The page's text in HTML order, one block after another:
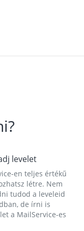
levelet
en teljes értékű
létre. Nem
tudod a leveleid
de írni is
a MailService-es